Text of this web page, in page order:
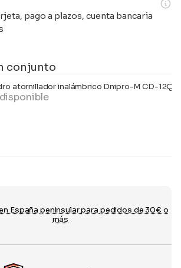
pago a plazos, cuenta bancaria
conjunto
atornillador inalámbrico Dnipro-M CD-12Q
España peninsular para pedidos de 30€ o
más